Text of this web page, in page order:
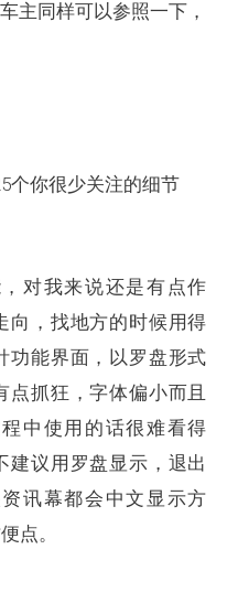
主同样可以参照一下，
对我来说还是有点作
向，找地方的时候用得
功能界面，以罗盘形式
点抓狂，字体偏小而且
中使用的话很难看得
建议用罗盘显示，退出
讯幕都会中文显示方
点。